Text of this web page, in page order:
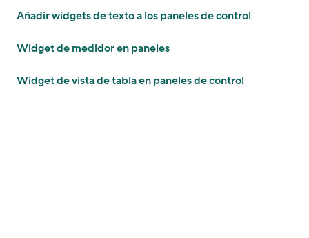
Añadir widgets de texto a los paneles de control
Widget de medidor en paneles
Widget de vista de tabla en paneles de control